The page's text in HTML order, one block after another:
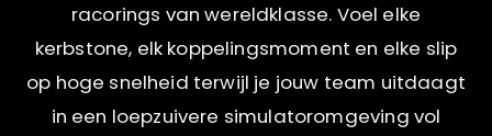
racorings van wereldklasse. Voel elke
kerbstone, elk koppelingsmoment en elke slip
op hoge snelheid terwijl je jouw team uitdaagt
in een loepzuivere simulatoromgeving vol